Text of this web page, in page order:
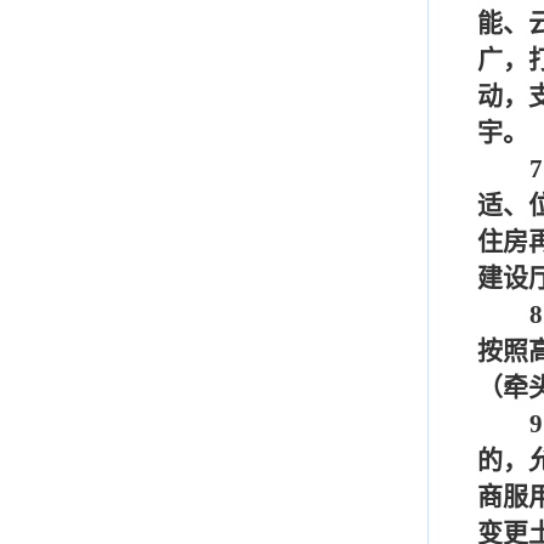
能、
广，
动，
宇。
适、
住房
建设
按照
（
的，
商服
变更